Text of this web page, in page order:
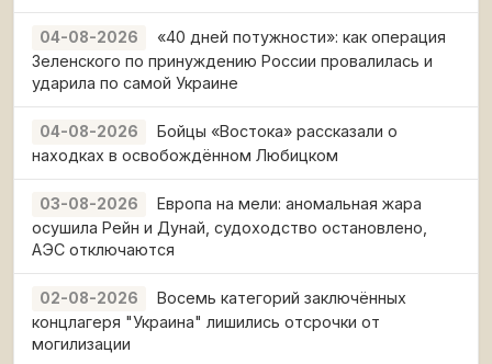
04-08-2026
«40 дней потужности»: как операция
Зеленского по принуждению России провалилась и
ударила по самой Украине
04-08-2026
Бойцы «Востока» рассказали о
находках в освобождённом Любицком
03-08-2026
Европа на мели: аномальная жара
осушила Рейн и Дунай, судоходство остановлено,
АЭС отключаются
02-08-2026
Восемь категорий заключённых
концлагеря "Украина" лишились отсрочки от
могилизации